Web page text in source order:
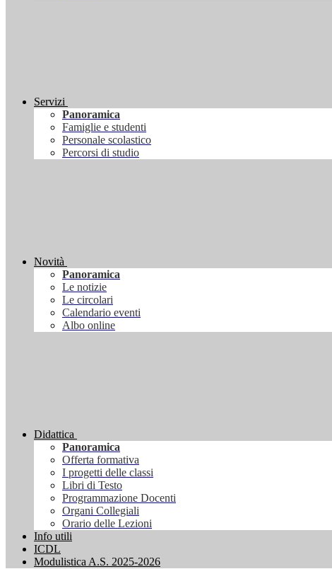
Servizi
Panoramica
Famiglie e studenti
Personale scolastico
Percorsi di studio
Novità
Panoramica
Le notizie
Le circolari
Calendario eventi
Albo online
Didattica
Panoramica
Offerta formativa
I progetti delle classi
Libri di Testo
Programmazione Docenti
Organi Collegiali
Orario delle Lezioni
Info utili
ICDL
Modulistica A.S. 2025-2026